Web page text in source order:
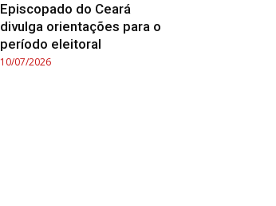
Episcopado do Ceará
divulga orientações para o
período eleitoral
10/07/2026